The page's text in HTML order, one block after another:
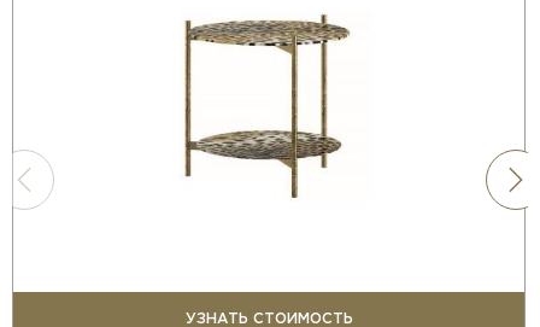
УЗНАТЬ СТОИМОСТЬ